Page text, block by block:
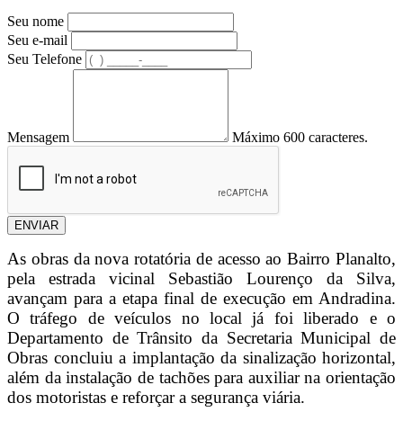
Seu nome
Seu e-mail
Seu Telefone
Mensagem Máximo 600 caracteres.
ENVIAR
As obras da nova rotatória de acesso ao Bairro Planalto,
pela estrada vicinal Sebastião Lourenço da Silva,
avançam para a etapa final de execução em Andradina.
O tráfego de veículos no local já foi liberado e o
Departamento de Trânsito da Secretaria Municipal de
Obras concluiu a implantação da sinalização horizontal,
além da instalação de tachões para auxiliar na orientação
dos motoristas e reforçar a segurança viária.